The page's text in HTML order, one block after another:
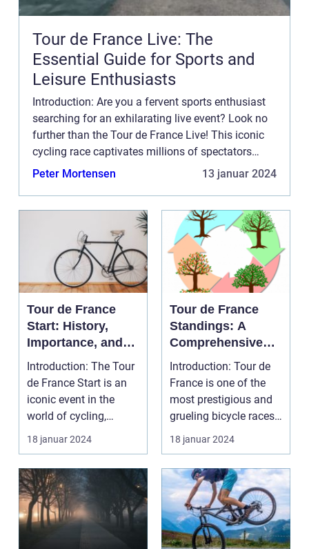
Tour de France Live: The
Essential Guide for Sports and
Leisure Enthusiasts
Introduction: Are you a fervent sports enthusiast
searching for an exhilarating live event? Look no
further than the Tour de France Live! This iconic
cycling race captivates millions of spectators
around the globe each year, delivering awe-
Peter Mortensen 13 januar 2024
Tour de France
Start: History,
Importance, and
Evolution
Introduction: The Tour
de France Start is an
iconic event in the
world of cycling,
captivating sport...
18 januar 2024
Tour de France
Standings: A
Comprehensive
Guide for Sports
Enthusiasts
Introduction: Tour de
France is one of the
most prestigious and
grueling bicycle races
in the world....
18 januar 2024